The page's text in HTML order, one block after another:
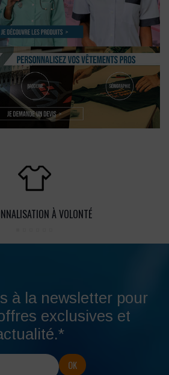
À VOLONTÉ
à la newsletter pour
exclusives et